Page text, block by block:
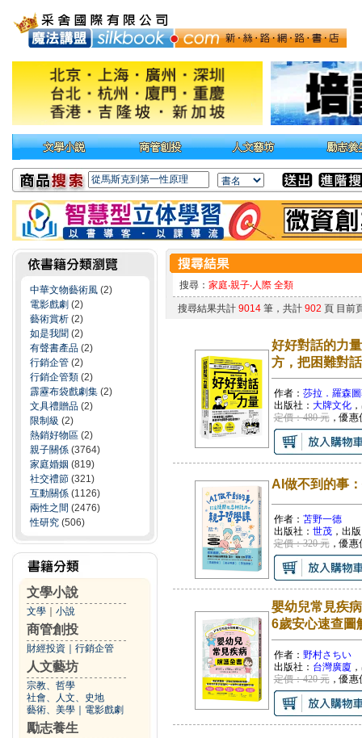
中華文物藝術風 (2)
電影戲劇 (2)
藝術賞析 (2)
如是我聞 (2)
有聲書產品 (2)
行銷企管 (2)
行銷企管類 (2)
霹靂布袋戲劇集 (2)
文具禮贈品 (2)
限制級 (2)
熱銷好物區 (2)
親子關係 (3764)
家庭婚姻 (819)
社交禮節 (321)
互動關係 (1126)
兩性之間 (2476)
性研究 (506)
文學小說
文學 小說
商管創投
財經投資 行銷企管
人文藝坊
宗教、哲學
社會、人文、史地
藝術、美學
電影戲劇
勵志養生
搜尋： 家庭‧親子‧人際 全類
搜尋結果共計 9014筆，共計 902 頁 目前
好好對話的力
方，把困難對
作者： 莎拉．羅森
出版社： 大牌文化
定價：480 元，優惠
AI做不到的事
作者： 苫野一德
出版社： 世茂，出
定價：320 元，優惠
嬰幼兒常見疾
6歲安心速查圖
作者： 野村さちい
出版社： 台灣廣廈
定價：420 元，優惠